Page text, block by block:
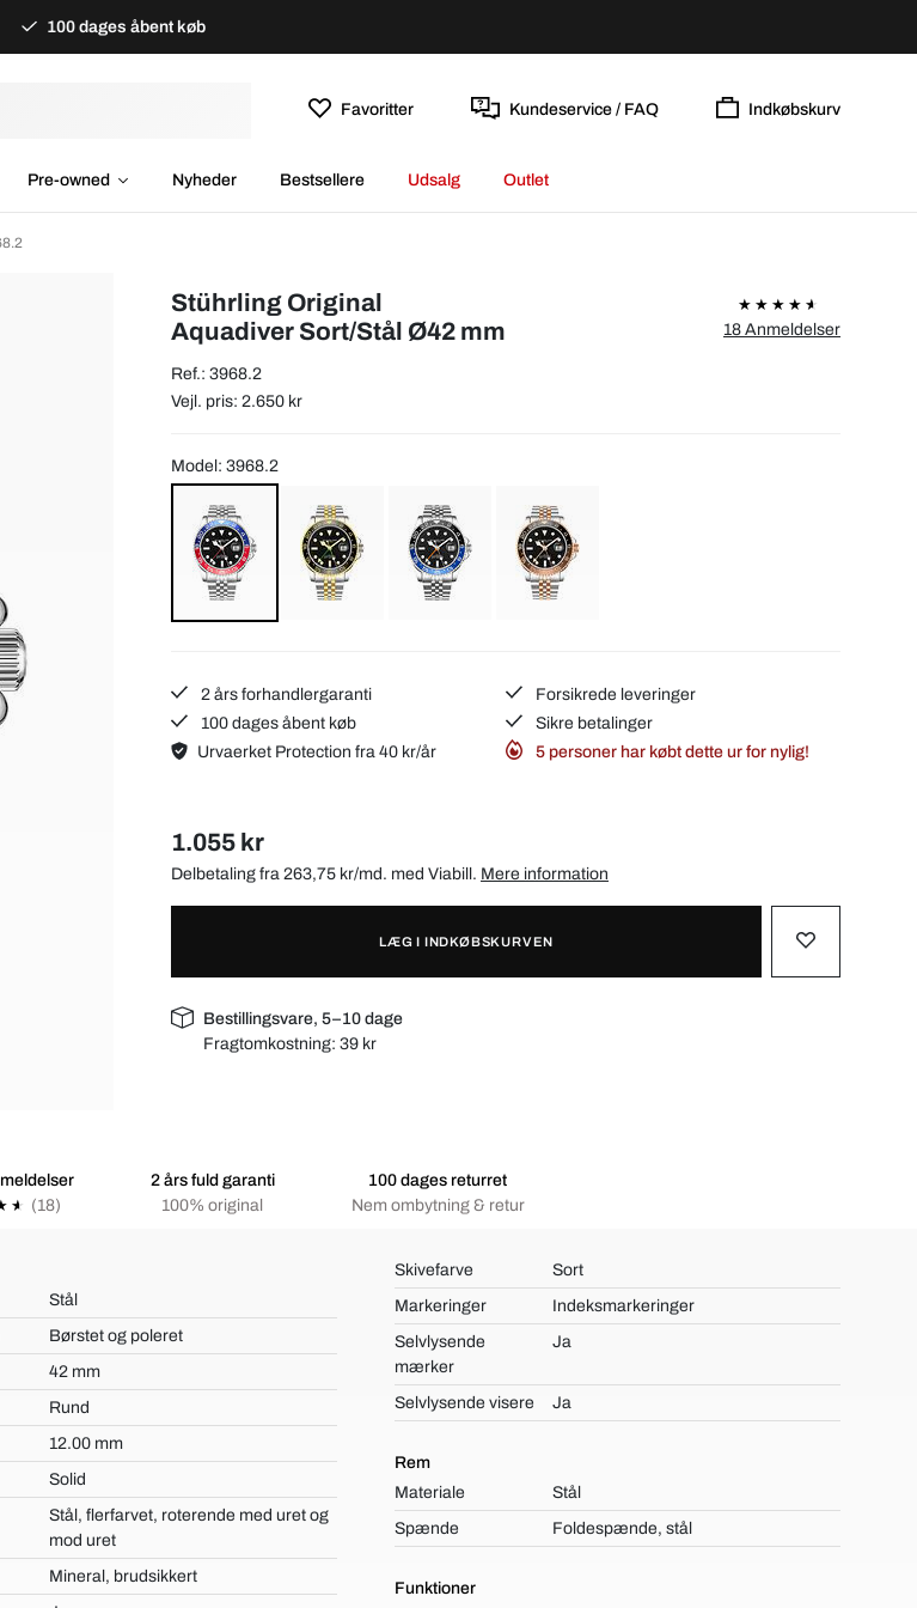
100 dages åbent køb
Favoritter Kundeservice / FAQ Indkøbskurv
Pre-owned Nyheder Bestsellere Udsalg Outlet
Stührling Original
Aquadiver Sort/Stål Ø42 mm
Ref.: 3968.2
18 Anmeldelser
Vejl. pris: 2.650 kr
Model: 3968.2
2 års forhandlergaranti
Forsikrede leveringer
100 dages åbent køb
Sikre betalinger
Urvaerket Protection fra 40 kr/år
5 personer har købt dette ur for nylig!
1.055 kr
Delbetaling fra 263,75 kr/md. med Viabill . Mere information
LÆG I INDKØBSKURVEN
Bestillingsvare, 5–10 dage
Fragtomkostning:39 kr
(18)
2 års fuld garanti
100% original
100 dages returret
Nem ombytning & retur
Stål
Børstet og poleret
42 mm
Rund
12.00 mm
Solid
Stål, flerfarvet, roterende med uret og
mod uret
Mineral, brudsikkert
Skivefarve
Sort
Markeringer
Indeksmarkeringer
Selvlysende
mærker
Ja
Selvlysende visere Ja
Rem
Materiale
Stål
Spænde
Foldespænde, stål
Funktioner